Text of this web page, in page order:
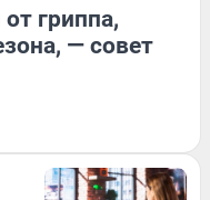
гриппа,
— совет